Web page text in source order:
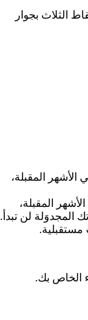
الثلاث بجوار
المقبلة،
المقبلة،
المجدوَلة لن تبدأ.
مستقبلية.
الخاص بك.